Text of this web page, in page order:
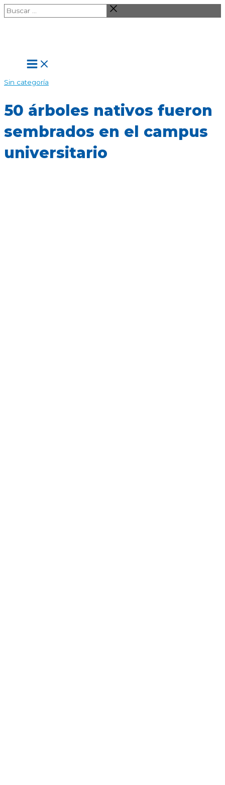
Ir
al
Buscar
…
Main
Menu
Sin categoría
50 árboles nativos fueron
sembrados en el campus
universitario